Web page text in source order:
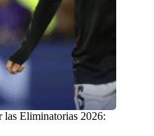
las Eliminatorias 2026: